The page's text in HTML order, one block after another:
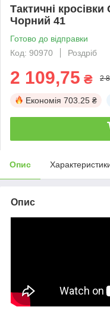
Тактичні
Чорний 41
Готово до відправки
Код: 90970
Роздріб
2 109,75 ₴ 2
Економія 703.25 ₴
Опис
Опис